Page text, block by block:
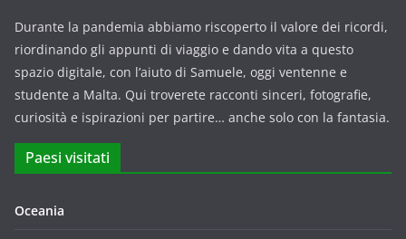
Durante la pandemia abbiamo riscoperto il valore dei ricordi,
riordinando gli appunti di viaggio e dando vita a questo
spazio digitale, con l’aiuto di Samuele, oggi ventenne e
studente a Malta. Qui troverete racconti sinceri, fotografie,
curiosità e ispirazioni per partire… anche solo con la fantasia.
Paesi visitati
Oceania